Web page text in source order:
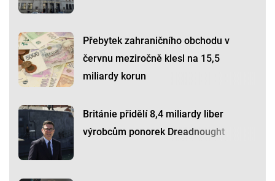
Přebytek zahraničního obchodu v
červnu meziročně klesl na 15,5
miliardy korun
Británie přidělí 8,4 miliardy liber
výrobcům ponorek Dreadnought